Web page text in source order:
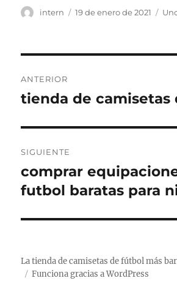
Autor
intern
Publicado
19 de enero de 2021
de
ANTERIOR
Entrada
tienda de camisetas
SIGUIENTE
Entrada
siguiente:
comprar
futbol baratas para
La tienda de camisetas de fútbol más
Funciona gracias a WordPress